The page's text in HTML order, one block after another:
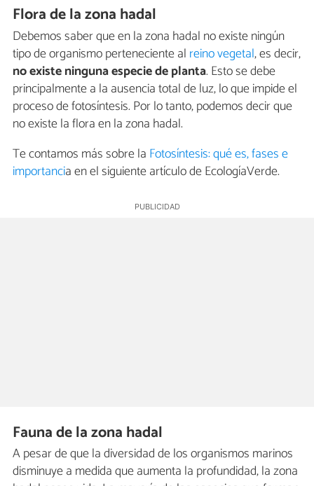
Flora de la zona hadal
Debemos saber que en la zona hadal no existe ningún
tipo de organismo perteneciente al reino vegetal, es decir,
noexiste ninguna especie de planta. Esto se debe
principalmente a la ausencia total de luz, lo que impide el
proceso de fotosíntesis. Por lo tanto, podemos decir que
no existe la flora en la zona hadal.
Te contamos más sobre la Fotosíntesis: qué es, fases e
importancia en el siguiente artículo de EcologíaVerde.
Fauna de la zona hadal
A pesar de que la diversidad de los organismos marinos
disminuye a medida que aumenta la profundidad, la zona